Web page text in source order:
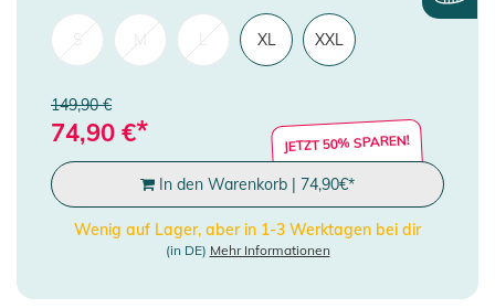
XL XXL
149,90 €
74,90 €* JETZT 50% SPAREN!
In den Warenkorb | 74,90€*
Wenig auf Lager, aber in 1-3 Werktagen bei dir
(in DE) Mehr Informationen